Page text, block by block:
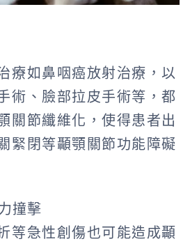
療如鼻咽癌放射治療，以
術、臉部拉皮手術等，都
關節纖維化，使得患者出
緊閉等顳顎關節功能障礙
撞擊
等急性創傷也可能造成顳